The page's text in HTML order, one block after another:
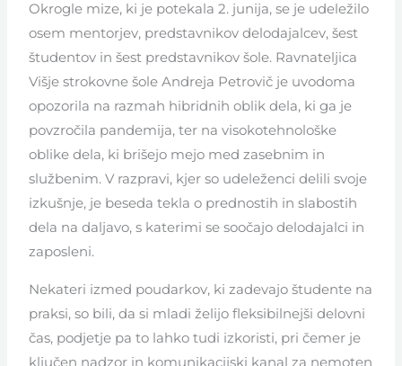
Okrogle mize, ki je potekala 2. junija, se je udeležilo
osem mentorjev, predstavnikov delodajalcev, šest
študentov in šest predstavnikov šole. Ravnateljica
Višje strokovne šole Andreja Petrovič je uvodoma
opozorila na razmah hibridnih oblik dela, ki ga je
povzročila pandemija, ter na visokotehnološke
oblike dela, ki brišejo mejo med zasebnim in
službenim. V razpravi, kjer so udeleženci delili svoje
izkušnje, je beseda tekla o prednostih in slabostih
dela na daljavo, s katerimi se soočajo delodajalci in
zaposleni.
Nekateri izmed poudarkov, ki zadevajo študente na
praksi, so bili, da si mladi želijo fleksibilnejši delovni
čas, podjetje pa to lahko tudi izkoristi, pri čemer je
ključen nadzor in komunikacijski kanal za nemoten